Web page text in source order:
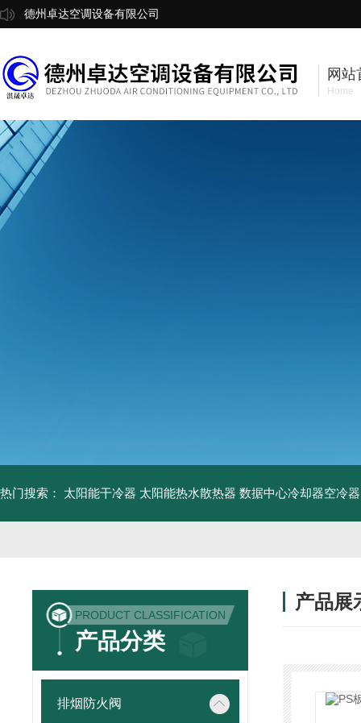
德州卓达空调设备有限公司
网站
Home
热门搜索： 太阳能干冷器 太阳能热水散热器 数据中心冷却器空冷器
PRODUCT CLASSIFICATION
产品分类
排烟防火阀
产品展